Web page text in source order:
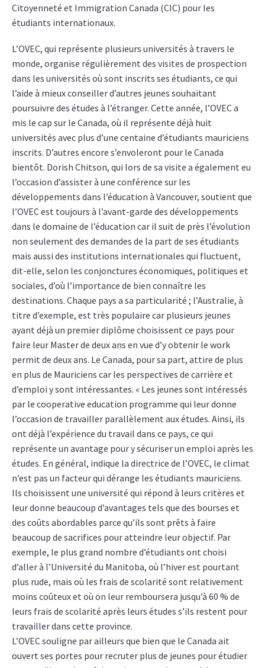
Citoyenneté et Immigration Canada (CIC) pour les
étudiants internationaux.
L’OVEC, qui représente plusieurs universités à travers le
monde, organise régulièrement des visites de prospection
dans les universités où sont inscrits ses étudiants, ce qui
l’aide à mieux conseiller d’autres jeunes souhaitant
poursuivre des études à l’étranger. Cette année, l’OVEC a
mis le cap sur le Canada, où il représente déjà huit
universités avec plus d’une centaine d’étudiants mauriciens
inscrits. D’autres encore s’envoleront pour le Canada
bientôt. Dorish Chitson, qui lors de sa visite a également eu
l’occasion d’assister à une conférence sur les
développements dans l’éducation à Vancouver, soutient que
l’OVEC est toujours à l’avant-garde des développements
dans le domaine de l’éducation car il suit de près l’évolution
non seulement des demandes de la part de ses étudiants
mais aussi des institutions internationales qui fluctuent,
dit-elle, selon les conjonctures économiques, politiques et
sociales, d’où l’importance de bien connaître les
destinations. Chaque pays a sa particularité ; l’Australie, à
titre d’exemple, est très populaire car plusieurs jeunes
ayant déjà un premier diplôme choisissent ce pays pour
faire leur Master de deux ans en vue d’y obtenir le work
permit de deux ans. Le Canada, pour sa part, attire de plus
en plus de Mauriciens car les perspectives de carrière et
d’emploi y sont intéressantes. « Les jeunes sont intéressés
par le cooperative education programme qui leur donne
l’occasion de travailler parallèlement aux études. Ainsi, ils
ont déjà l’expérience du travail dans ce pays, ce qui
représente un avantage pour y sécuriser un emploi après les
études. En général, indique la directrice de l’OVEC, le climat
n’est pas un facteur qui dérange les étudiants mauriciens.
Ils choisissent une université qui répond à leurs critères et
leur donne beaucoup d’avantages tels que des bourses et
des coûts abordables parce qu’ils sont prêts à faire
beaucoup de sacrifices pour atteindre leur objectif. Par
exemple, le plus grand nombre d’étudiants ont choisi
d’aller à l’Université du Manitoba, où l’hiver est pourtant
plus rude, mais où les frais de scolarité sont relativement
moins coûteux et où on leur remboursera jusqu’à 60 % de
leurs frais de scolarité après leurs études s’ils restent pour
travailler dans cette province.
L’OVEC souligne par ailleurs que bien que le Canada ait
ouvert ses portes pour recruter plus de jeunes pour étudier